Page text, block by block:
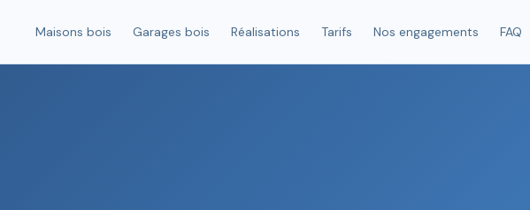
Maisons bois Garages bois Réalisations Tarifs Nos engagements FAQ